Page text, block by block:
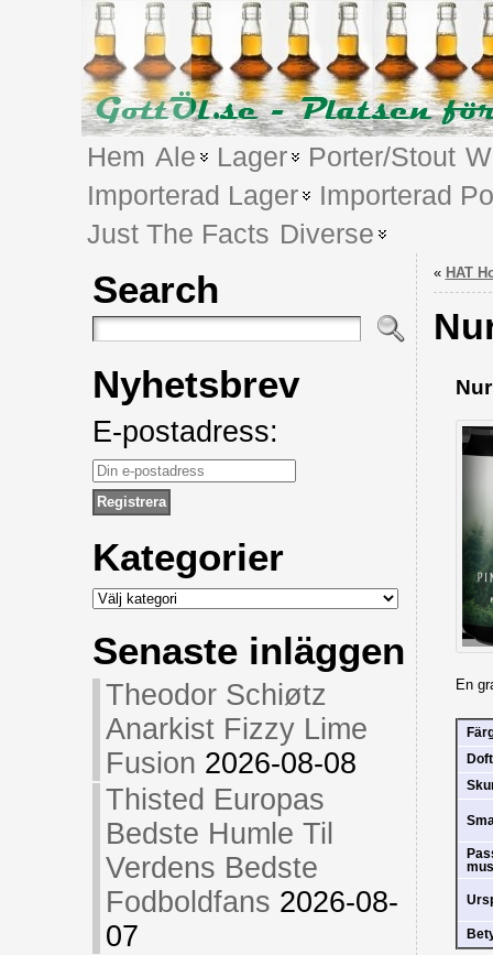
Hem Ale Lager Porter/Stout
Importerad Lager
Importerad
Just The Facts Diverse
Search
Nyhetsbrev
E-postadress:
Kategorier
Kategorier
Senaste inläggen
Theodor Schiøtz
Anarkist Fizzy Lime
Fusion 2026-08-08
Thisted Europas
Bedste Humle Til
Verdens Bedste
Fodboldfans 2026-08-
07
« HAT
En
Doft